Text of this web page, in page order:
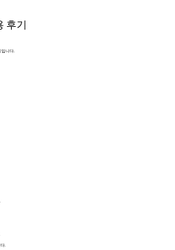
.
후기
입니다.